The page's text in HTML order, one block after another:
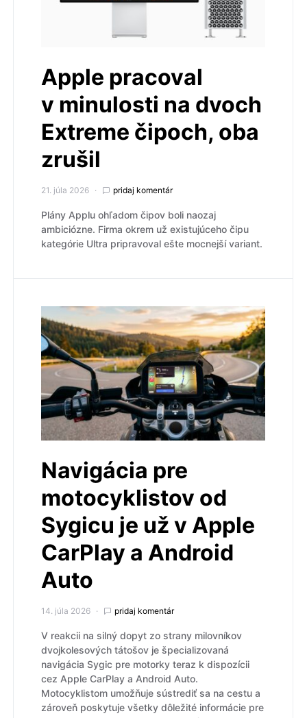
Apple pracoval
v minulosti na dvoch
Extreme čipoch, oba
zrušil
21. júla 2026 pridaj komentár
Plány Applu ohľadom čipov boli naozaj
ambiciózne. Firma okrem už existujúceho čipu
kategórie Ultra pripravoval ešte mocnejší variant.
Navigácia pre
motocyklistov od
Sygicu je už v Apple
CarPlay a Android
Auto
14. júla 2026 pridaj komentár
V reakcii na silný dopyt zo strany milovníkov
dvojkolesových tátošov je špecializovaná
navigácia Sygic pre motorky teraz k dispozícii
cez Apple CarPlay a Android Auto.
Motocyklistom umožňuje sústrediť sa na cestu a
zároveň poskytuje všetky dôležité informácie pre